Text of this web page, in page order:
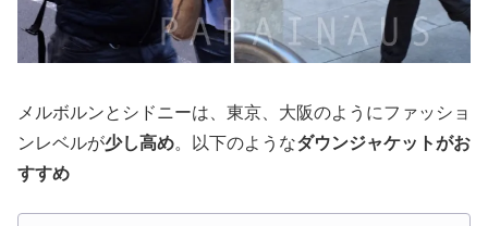
メルボルンとシドニーは、東京、大阪のようにファッショ
ンレベルが少し高め。以下のようなダウンジャケットがお
すすめ